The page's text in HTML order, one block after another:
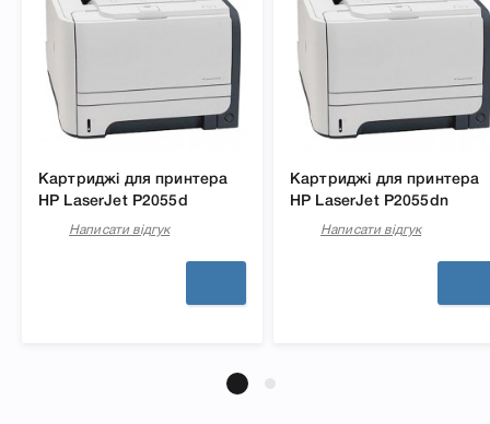
Картриджі для принтера
HP LaserJet P2055d
Написати відгук
Картриджі для принтера
HP LaserJet P2055dn
Написати відгук